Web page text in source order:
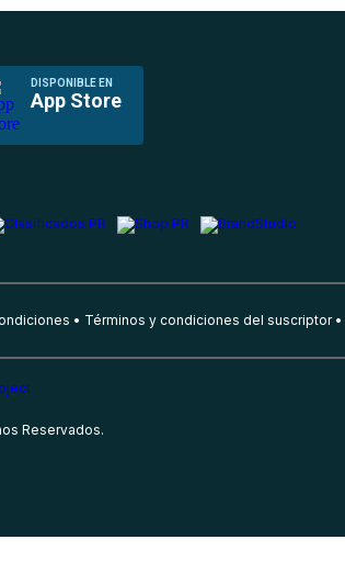
DISPONIBLE EN
App Store
Términos y condiciones del suscriptor
Reservados.